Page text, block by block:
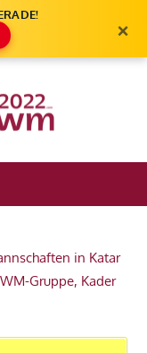
×
in Katar
Gruppe, Kader